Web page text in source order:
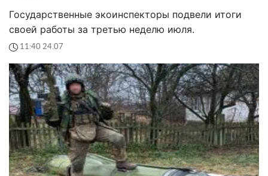
Государственные экоинспекторы подвели итоги
своей работы за третью неделю июля.
11:40 24.07